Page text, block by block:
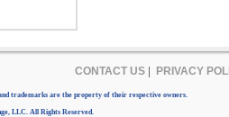
CONTACT US| PRIVACY
trademarks are the property of their respective owners.
LLC. All Rights Reserved.